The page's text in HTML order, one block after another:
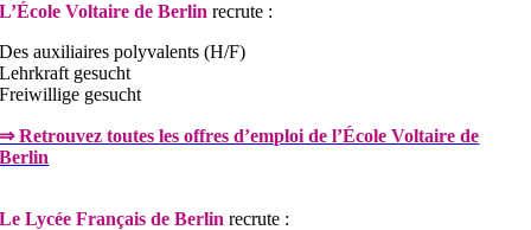
L’École Voltaire de Berlinrecrute :
Des auxiliaires polyvalents (H/F)
Lehrkraft gesucht
Freiwillige gesucht
⇒ Retrouvez toutes les offres d’emploi de l’École Voltaire de
Berlin
Le Lycée Français de Berlinrecrute :